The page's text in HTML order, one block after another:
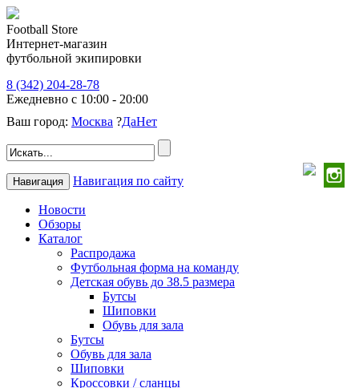
Football Store
Интернет-магазин
футбольной экипировки
8 (342) 204-28-78
Ежедневно с 10:00 - 20:00
Ваш город: Москва ?ДаНет
Навигация Навигация по сайту
Новости
Обзоры
Каталог
Распродажа
Футбольная форма на команду
Детская обувь до 38.5 размера
Бутсы
Шиповки
Обувь для зала
Бутсы
Обувь для зала
Шиповки
Кроссовки / сланцы